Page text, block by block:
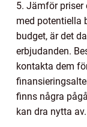
5. Jämför priser
med potentiella
budget, är det
erbjudanden.
kontakta dem
finns några
kan dra nytta av.